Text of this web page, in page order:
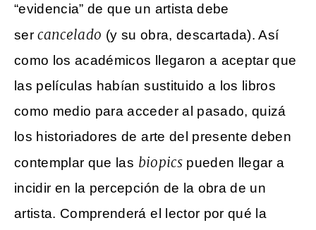
“evidencia” de que un artista debe
sercancelado (y su obra, descartada). Así
como los académicos llegaron a aceptar que
las películas habían sustituido a los libros
como medio para acceder al pasado, quizá
los historiadores de arte del presente deben
contemplar que las biopicspueden llegar a
incidir en la percepción de la obra de un
artista. Comprenderá el lector por qué la